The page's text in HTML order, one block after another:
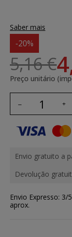
Saber mais
-20%
5,16 €
Preço unitário
Envio gratuito a
Devolução
Envio Expresso:
aprox.